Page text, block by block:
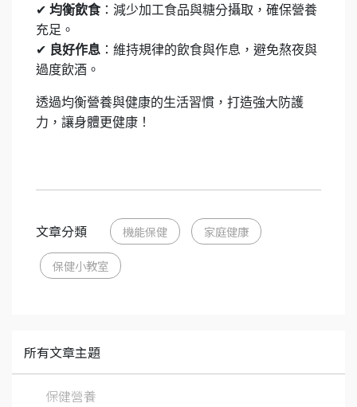
✔ 均衡飲食：減少加工食品與糖分攝取，確保營養
充足。
✔ 良好作息 ：維持規律的飲食與作息，避免熬夜與
過度飲酒。
透過均衡營養與健康的生活習慣，打造強大防護
力，讓身體更健康！
文章分類 機能保健 家庭健康
保健小教室
所有文章主題
保健營養